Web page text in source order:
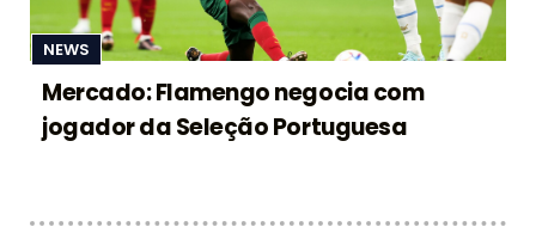
NEWS
Mercado: Flamengo negocia com
jogador da Seleção Portuguesa